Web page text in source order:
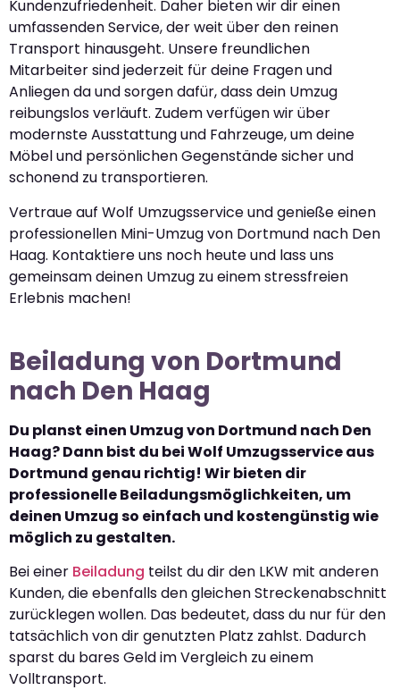
Kundenzufriedenheit. Daher bieten wir dir einen
umfassenden Service, der weit über den reinen
Transport hinausgeht. Unsere freundlichen
Mitarbeiter sind jederzeit für deine Fragen und
Anliegen da und sorgen dafür, dass dein Umzug
reibungslos verläuft. Zudem verfügen wir über
modernste Ausstattung und Fahrzeuge, um deine
Möbel und persönlichen Gegenstände sicher und
schonend zu transportieren.
Vertraue auf Wolf Umzugsservice und genieße einen
professionellen Mini-Umzug von Dortmund nach Den
Haag. Kontaktiere uns noch heute und lass uns
gemeinsam deinen Umzug zu einem stressfreien
Erlebnis machen!
Beiladung von Dortmund
nach Den Haag
Du planst einen Umzug von Dortmund nach Den
Haag? Dann bist du bei Wolf Umzugsservice aus
Dortmund genau richtig! Wir bieten dir
professionelle Beiladungsmöglichkeiten, um
deinen Umzug so einfach und kostengünstig wie
möglich zu gestalten.
Bei einer Beiladung teilst du dir den LKW mit anderen
Kunden, die ebenfalls den gleichen Streckenabschnitt
zurücklegen wollen. Das bedeutet, dass du nur für den
tatsächlich von dir genutzten Platz zahlst. Dadurch
sparst du bares Geld im Vergleich zu einem
Volltransport.